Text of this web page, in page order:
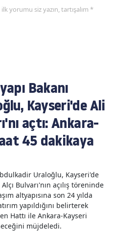
yorumu siz yazın, tartışalım *
Bakanı
Kayseri'de Ali
açtı: Ankara-
45 dakikaya
Uraloğlu, Kayseri'de
Bulvarı'nın açılış töreninde
altyapısına son 24 yılda
yapıldığını belirterek
Hattı ile Ankara-Kayseri
müjdeledi.